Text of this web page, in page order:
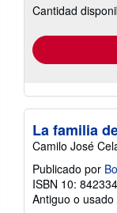
Cantidad
La familia
Camilo José
Publicado por
ISBN 10:
Antiguo o usado